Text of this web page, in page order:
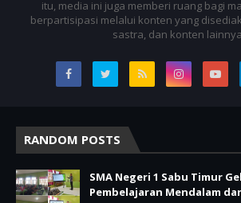
itu, media ini juga memberi ruang bagi
berpartisipasi melalui konten yang
sastra, dan konten
RANDOM POSTS
SMA Negeri 1 Sabu Timur
Pembelajaran Mendalam